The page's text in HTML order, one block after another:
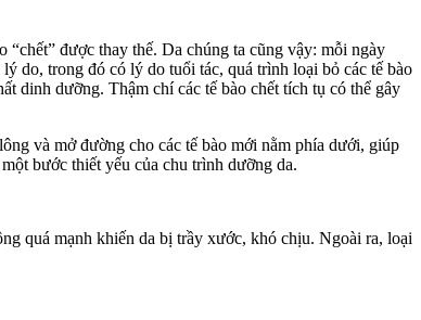
“chết” được thay thế. Da chúng ta cũng vậy: mỗi ngày
do, trong đó có lý do tuổi tác, quá trình loại bỏ các tế bào
dinh dưỡng. Thậm chí các tế bào chết tích tụ có thể gây
và mở đường cho các tế bào mới nằm phía dưới, giúp
bước thiết yếu của chu trình dưỡng da.
quá mạnh khiến da bị trầy xước, khó chịu. Ngoài ra, loại